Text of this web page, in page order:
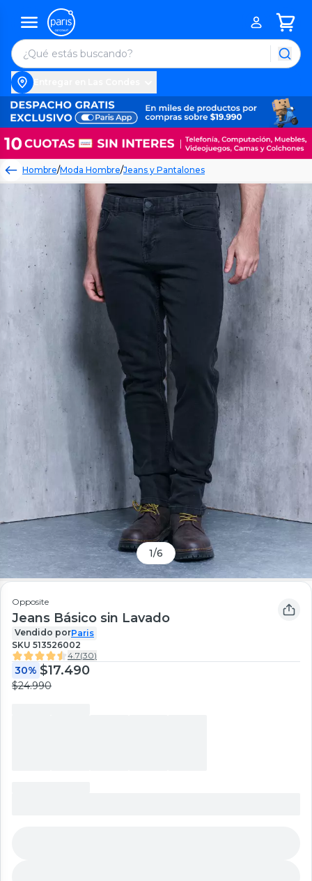
Hombre/Moda Hombre/Jeans y Pantalones
1/6
Opposite
Jeans Básico sin Lavado
Vendido porParis
SKU 513526002
4.7(30)
30% $17.490
$24.990